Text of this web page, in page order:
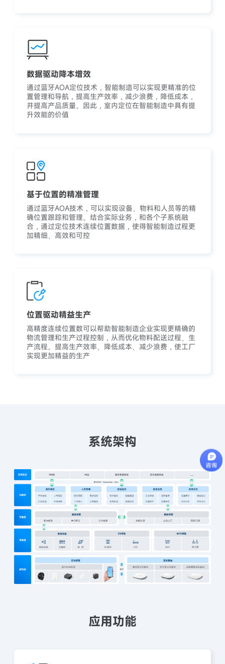
数据驱动降本增效
通过蓝牙AOA定位技术，智能制造可以实现更精准的位
置管理和导航，提高生产效率，减少浪费，降低成本，
并提高产品质量。因此，室内定位在智能制造中具有提
升效能的价值
基于位置的精准管理
通过蓝牙AOA技术，可以实现设备、物料和人员等的精
确位置跟踪和管理。结合实际业务，和各个子系统融
合，通过定位技术连续位置数据，使得智能制造过程更
加精细、高效和可控
位置驱动精益生产
高精度连续位置数可以帮助智能制造企业实现更精确的
物流管理和生产过程控制，从而优化物料配送过程、生
产流程。提高生产效率、降低成本、减少浪费，使工厂
实现更加精益的生产
系统架构
应用功能